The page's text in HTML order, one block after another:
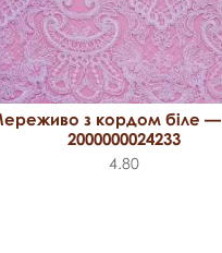
з кордом біле —
2000000024233
4.80